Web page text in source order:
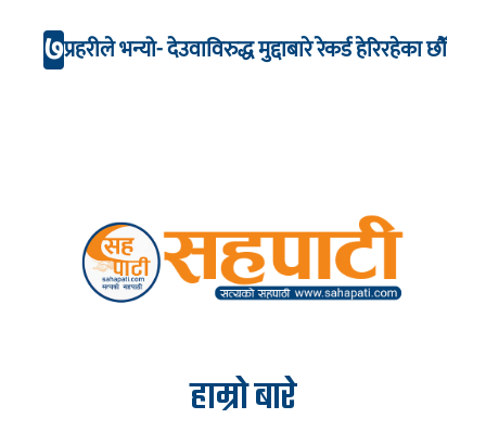
७प्रहरीले भन्यो- देउवाविरुद्ध मुद्दाबारे रेकर्ड हेरिरहेका छौँ
हाम्रो बारे